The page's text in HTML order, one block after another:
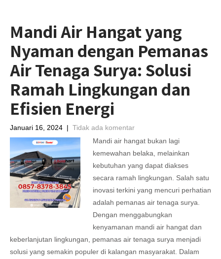
Mandi Air Hangat yang
Nyaman dengan Pemanas
Air Tenaga Surya: Solusi
Ramah Lingkungan dan
Efisien Energi
Januari 16, 2024 | Tidak ada komentar
Mandi air hangat bukan lagi
kemewahan belaka, melainkan
kebutuhan yang dapat diakses
secara ramah lingkungan. Salah satu
inovasi terkini yang mencuri perhatian
adalah pemanas air tenaga surya.
Dengan menggabungkan
kenyamanan mandi air hangat dan
keberlanjutan lingkungan, pemanas air tenaga surya menjadi
solusi yang semakin populer di kalangan masyarakat. Dalam